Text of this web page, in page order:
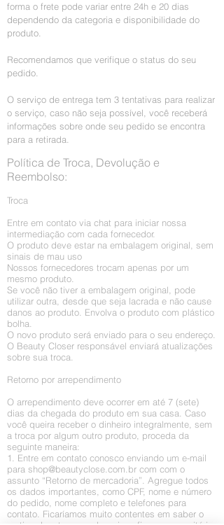
forma o frete pode variar entre 24h e 20 dias
dependendo da categoria e disponibilidade do
produto.
Recomendamos que verifique o status do seu
pedido.
O serviço de entrega tem 3 tentativas para realizar
o serviço, caso não seja possível, você receberá
informações sobre onde seu pedido se encontra
para a retirada.
Política de Troca, Devolução e
Reembolso:
Troca
Entre em contato via chat para iniciar nossa
intermediação com cada fornecedor.
O produto deve estar na embalagem original, sem
sinais de mau uso
Nossos fornecedores trocam apenas por um
mesmo produto.
Se você não tiver a embalagem original, pode
utilizar outra, desde que seja lacrada e não cause
danos ao produto. Envolva o produto com plástico
bolha.
O novo produto será enviado para o seu endereço.
O Beauty Closer responsável enviará atualizações
sobre sua troca.
Retorno por arrependimento
O arrependimento deve ocorrer em até 7 (sete)
dias da chegada do produto em sua casa. Caso
você queira receber o dinheiro integralmente, sem
a troca por algum outro produto, proceda da
seguinte maneira:
1. Entre em contato conosco enviando um e-mail
para shop@beautyclose.com.br com com o
assunto “Retorno de mercadoria”. Agregue todos
os dados importantes, como CPF, nome e número
do pedido, nome completo e telefones para
contato. Ficaríamos muito contentes em saber o